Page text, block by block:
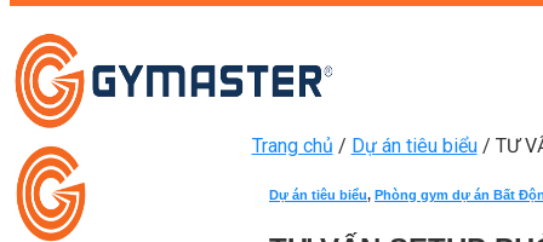
Trang chủ / Dự án tiêu biểu / TƯ
Dự án tiêu biểu, Phòng gym dự án Bất